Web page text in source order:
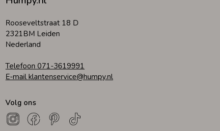
Rooseveltstraat 18 D
2321BM Leiden
Nederland
Telefoon 071-3619991
E-mail klantenservice@humpy.nl
Volg ons